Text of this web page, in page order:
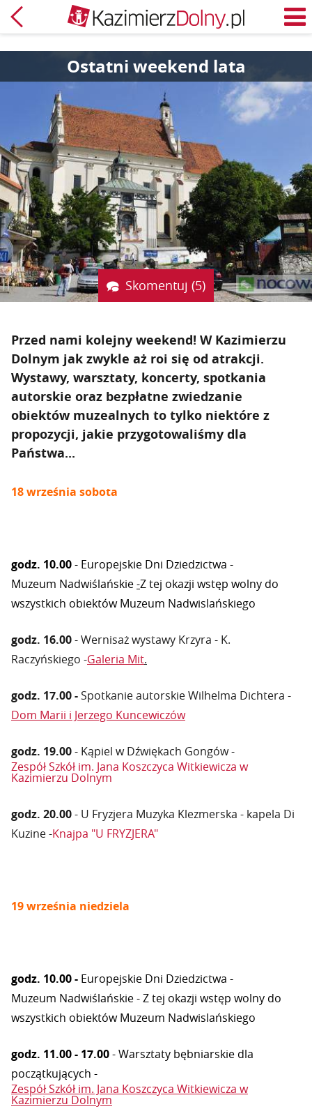
Powrót
Ostatni weekend lata
Skomentuj (5)
Przed nami kolejny weekend! W Kazimierzu
Dolnym jak zwykle aż roi się od atrakcji.
Wystawy, warsztaty, koncerty, spotkania
autorskie oraz bezpłatne zwiedzanie
obiektów muzealnych to tylko niektóre z
propozycji, jakie przygotowaliśmy dla
Państwa...
18 września sobota
godz. 10.00- Europejskie Dni Dziedzictwa -
Muzeum Nadwiślańskie-Z tej okazji wstęp wolny do
wszystkich obiektów Muzeum Nadwislańskiego
godz. 16.00- Wernisaż wystawy Krzyra - K.
Raczyńskiego -Galeria Mit.
godz. 17.00 -Spotkanie autorskie Wilhelma Dichtera -
Dom Marii i Jerzego Kuncewiczów
godz. 19.00- Kąpiel w Dźwiękach Gongów -
Zespół Szkół im. Jana Koszczyca Witkiewicza w
Kazimierzu Dolnym
godz. 20.00- U Fryzjera Muzyka Klezmerska - kapela Di
Kuzine -Knajpa "U FRYZJERA"
19 września niedziela
godz. 10.00 - Europejskie Dni Dziedzictwa -
Muzeum Nadwiślańskie-Z tej okazji wstęp wolny do
wszystkich obiektów Muzeum Nadwislańskiego
godz. 11.00 - 17.00-Warsztaty bębniarskie dla
początkujących -
Zespół Szkół im. Jana Koszczyca Witkiewicza w
Kazimierzu Dolnym